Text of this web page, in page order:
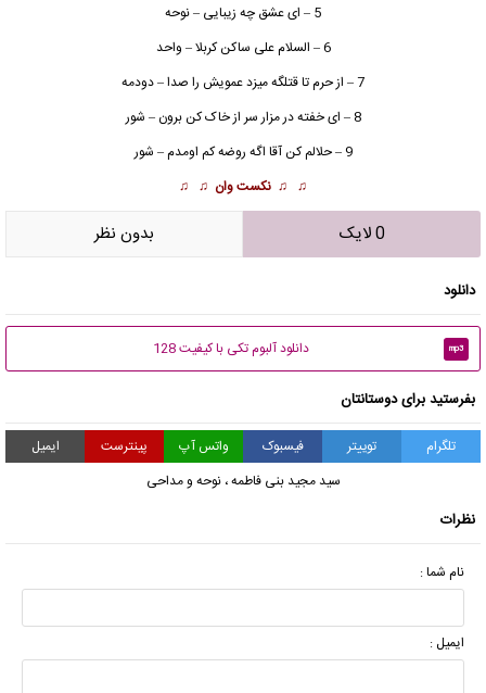
5 – ای عشق چه زیبایی – ‌‌‌‌‌‌‌‌‌‌نوحه
6 – السلام علی ساکن کربلا – واحد
7 – از حرم تا قتلگه میزد عمویش را صدا – دودمه
8 – ای خفته در مزار سر از خاک کن برون – ‌‌‌‌‌‌‌‌‌‌شور
9 – حلالم کن آقا اگه روضه کم اومدم – ‌‌‌‌‌‌‌‌‌‌شور
♫ ♫ نکست وان ♫ ♫
0 لایک بدون نظر
دانلود
mp3 دانلود آلبوم تکی با کیفیت 128
بفرستید برای دوستانتان
تلگرام توییتر فیسبوک واتس آپ پینترست
ایمیل
سید مجید بنی فاطمه،نوحه و مداحی
نظرات
نام شما :
ایمیل :